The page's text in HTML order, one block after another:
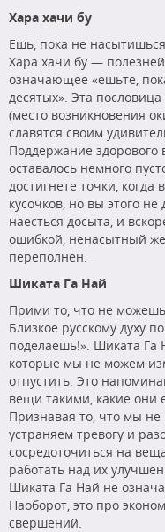
Хара хачи бу
Ешь, пока не
Хара хачи бу —
означающее «ешьте,
десятых». Эта
(место возникновения
славятся своим
Поддержание здорового
оставалось немного
достигнете точки,
кусочков, но вы этого
наесться досыта, и
ошибкой, ненасытный
переполнен.
Шиката Га Най
Прими то, что не
Близкое русскому духу
поделаешь!». Шиката
которые мы не можем
отпустить. Это
вещи такими, какие они
Признавая то, что мы
устраняем тревогу и
сосредоточиться на
работать над их
Шиката Га Най не
Наоборот, это про
свершений.